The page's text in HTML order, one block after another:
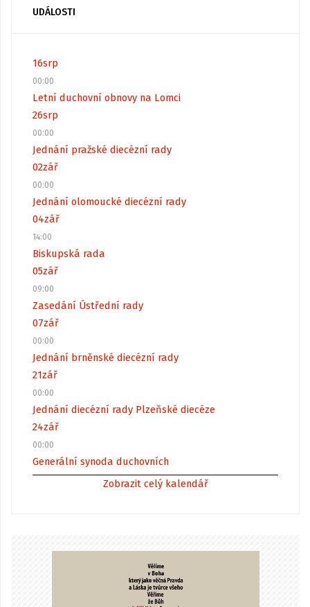
UDÁLOSTI
16srp
00:00
Letní duchovní obnovy na Lomci
26srp
00:00
Jednání pražské diecézní rady
02zář
00:00
Jednání olomoucké diecézní rady
04zář
14:00
Biskupská rada
05zář
09:00
Zasedání Ústřední rady
07zář
00:00
Jednání brněnské diecézní rady
21zář
00:00
Jednání diecézní rady Plzeňské diecéze
24zář
00:00
Generální synoda duchovních
Zobrazit celý kalendář